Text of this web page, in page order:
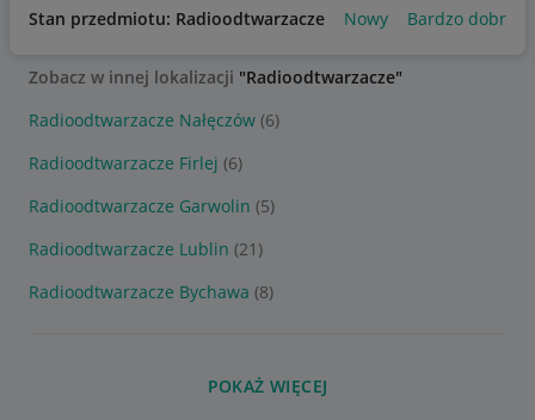
Stan przedmiotu: Radioodtwarzacze Nowy Bardzo dobry
Zobacz w innej lokalizacji "Radioodtwarzacze"
Radioodtwarzacze Nałęczów (6)
Radioodtwarzacze Firlej (6)
Radioodtwarzacze Garwolin (5)
Radioodtwarzacze Lublin (21)
Radioodtwarzacze Bychawa (8)
POKAŻ WIĘCEJ